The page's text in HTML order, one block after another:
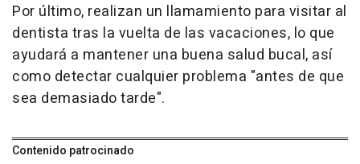
Por último, realizan un llamamiento para visitar al
dentista tras la vuelta de las vacaciones, lo que
ayudará a mantener una buena salud bucal, así
como detectar cualquier problema "antes de que
sea demasiado tarde".
Contenido patrocinado